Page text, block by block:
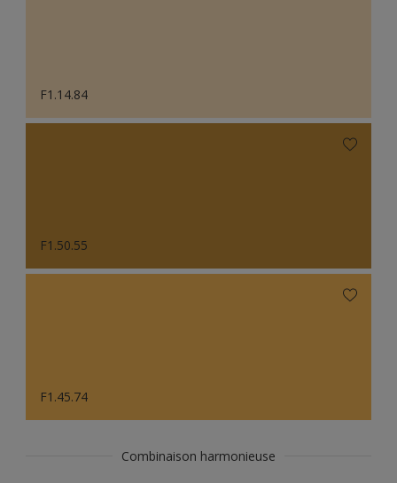
F1.14.84
F1.50.55
F1.45.74
Combinaison harmonieuse